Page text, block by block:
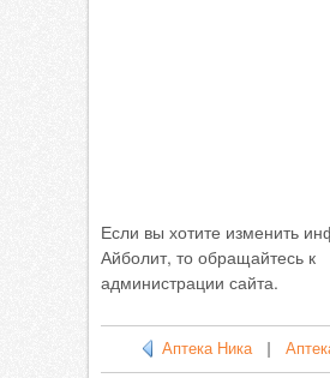
Если вы хотите изменить
Айболит, то обращайтесь к
администрации сайта.
Аптека Ника|